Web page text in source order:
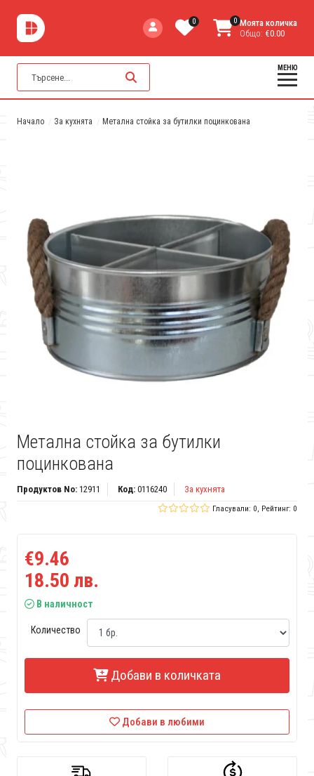
0 0 Моята количка
Общо: €0.00
МЕНЮ
Начало За кухнята Метална стойка за бутилки поцинкована
Метална стойка за бутилки
поцинкована
Продуктов No:12911 Код:0116240 За кухнята
Гласували: 0, Рейтинг: 0
€9.46
18.50 лв.
В наличност
Количество
Добави в количката
Добави в любими